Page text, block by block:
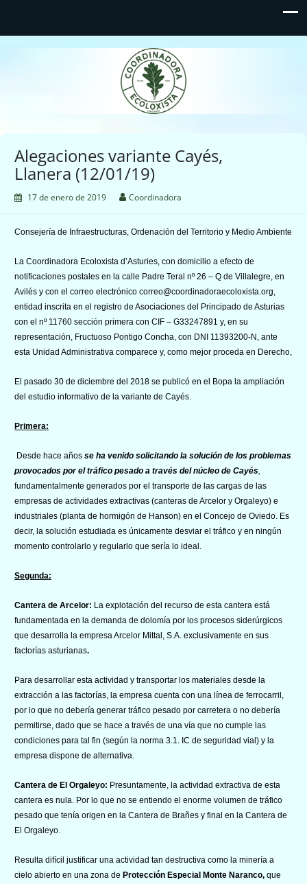
Coordinadora Ecoloxista
d'Asturies
Alegaciones variante Cayés,
Llanera (12/01/19)
17 de enero de 2019 Coordinadora
Consejería de Infraestructuras, Ordenación del Territorio y Medio Ambiente
La Coordinadora Ecoloxista d’Asturies, con domicilio a efecto de
notificaciones postales en la calle Padre Teral nº 26 – Q de Villalegre, en
Avilés y con el correo electrónico correo@coordinadoraecoloxista.org,
entidad inscrita en el registro de Asociaciones del Principado de Asturias
con el nº 11760 sección primera con CIF – G33247891 y, en su
representación, Fructuoso Pontigo Concha, con DNI 11393200-N, ante
esta Unidad Administrativa comparece y, como mejor proceda en Derecho,
El pasado 30 de diciembre del 2018 se publicó en el Bopa la ampliación
del estudio informativo de la variante de Cayés.
Primera:
Desde hace años se ha venido solicitando la solución de los problemas
provocados por el tráfico pesado a través del núcleo de Cayés
fundamentalmente generados por el transporte de las cargas de las
empresas de actividades extractivas (canteras de Arcelor y Orgaleyo) e
industriales (planta de hormigón de Hanson) en el Concejo de Oviedo. Es
decir, la solución estudiada es únicamente desviar el tráfico y en ningún
momento controlarlo y regularlo que sería lo ideal.
Segunda:
Cantera de Arcelor: La explotación del recurso de esta cantera está
fundamentada en la demanda de dolomía por los procesos siderúrgicos
que desarrolla la empresa Arcelor Mittal, S.A. exclusivamente en sus
factorías asturianas.
Para desarrollar esta actividad y transportar los materiales desde la
extracción a las factorías, la empresa cuenta con una línea de ferrocarril,
por lo que no debería generar tráfico pesado por carretera o no debería
permitirse, dado que se hace a través de una vía que no cumple las
condiciones para tal fin (según la norma 3.1. IC de seguridad vial) y la
empresa dispone de alternativa.
Cantera de El Orgaleyo: Presuntamente, la actividad extractiva de esta
cantera es nula. Por lo que no se entiendo el enorme volumen de tráfico
pesado que tenía origen en la Cantera de Brañes y final en la Cantera de
El Orgaleyo.
Resulta difícil justificar una actividad tan destructiva como la minería a
cielo abierto en una zona de Protección Especial Monte Naranco, que